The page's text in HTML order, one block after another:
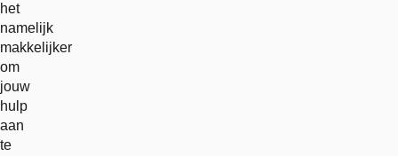
het
namelijk
makkelijker
om
jouw
hulp
aan
te